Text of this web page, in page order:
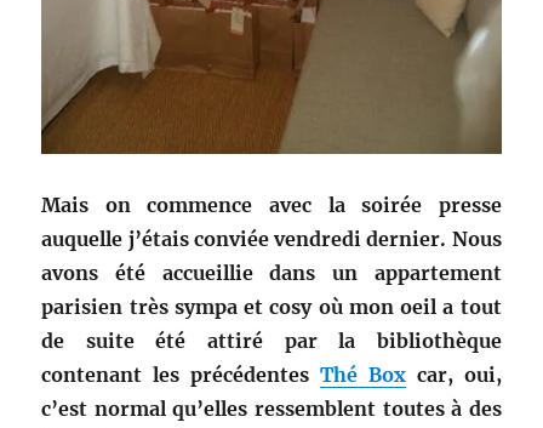
Mais on commence avec la soirée presse
auquelle j’étais conviée vendredi dernier. Nous
avons été accueillie dans un appartement
parisien très sympa et cosy où mon oeil a tout
de suite été attiré par la bibliothèque
contenant les précédentes Thé Boxcar, oui,
c’est normal qu’elles ressemblent toutes à des